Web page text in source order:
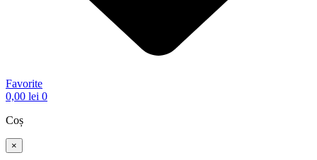
Favorite
0,00 lei 0
Coș
×